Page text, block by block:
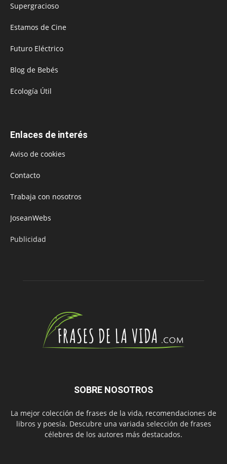
Supergracioso
Estamos de Cine
Futuro Eléctrico
Blog de Bebés
Ecología Útil
Enlaces de interés
Aviso de cookies
Contacto
Trabaja con nosotros
JoseanWebs
Publicidad
SOBRE NOSOTROS
La mejor colección de frases de la vida, recomendaciones de
libros y poesía. Descubre una variada selección de frases
célebres de los autores más destacados.